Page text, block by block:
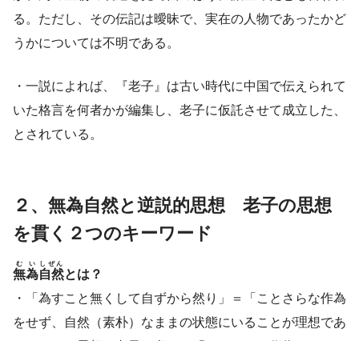
る。ただし、その伝記は曖昧で、実在の人物であったかど
うかについては不明である。
・一説によれば、『老子』は古い時代に中国で伝えられて
いた格言を何者かが編集し、老子に仮託させて成立した、
とされている。
２、無為自然と逆説的思想 老子の思想
を貫く２つのキーワード
無為
むい
自然
しぜん
とは？
・「為すこと無くして自ずから然り」＝「ことさらな作為
をせず、自然（素朴）なままの状態にいることが理想であ